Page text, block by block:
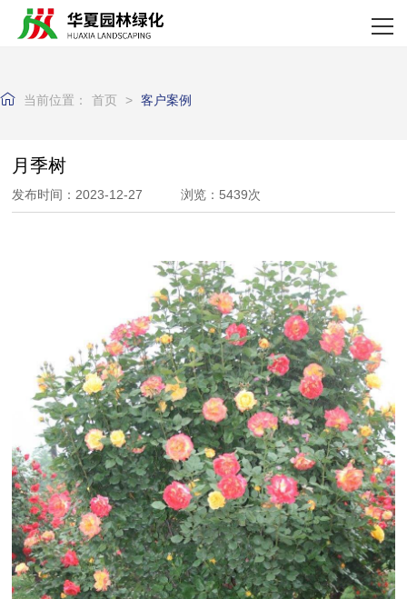
网站首页
新闻资讯
资质荣誉
当前位置： 首页 > 客户案例
月季树
发布时间：2023-12-27 浏览：5439次